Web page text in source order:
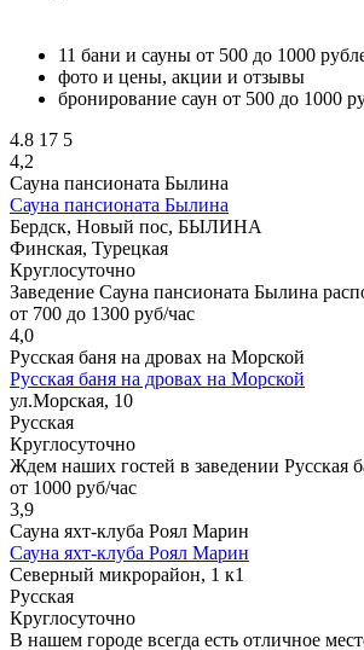
11 бани и сауны от 500 до 1000
фото и цены, акции и отзывы
бронирование саун от 500 до 1000
4.8 17 5
4,2
Сауна пансионата Былина
Сауна пансионата Былина
Бердск, Новый пос, БЫЛИНА
Финская, Турецкая
Круглосуточно
Заведение Сауна пансионата Былина
от 700 до 1300 руб/час
4,0
Русская баня на дровах на Морской
Русская баня на дровах на Морской
ул.Морская, 10
Русская
Круглосуточно
Ждем наших гостей в заведении
от 1000 руб/час
3,9
Сауна яхт-клуба Роял Марин
Сауна яхт-клуба Роял Марин
Северный микрорайон, 1 к1
Русская
Круглосуточно
В нашем городе всегда есть отличное